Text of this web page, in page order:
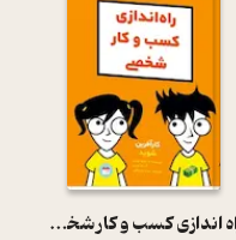
راه اندازی کسب و کار شخصی